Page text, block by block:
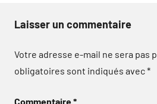
Laisser un commentaire
Votre adresse e-mail ne sera pas
obligatoires sont indiqués avec*
Commentaire*